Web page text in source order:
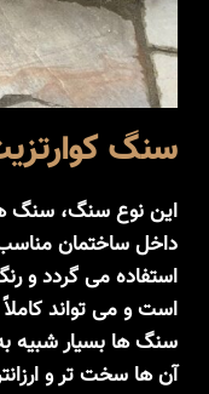
سنگ
این نوع سنگ، سنگ
داخل ساختمان
استفاده می گردد و
است و می تواند
سنگ ها بسیار شبیه
آن ها سخت ‌تر و